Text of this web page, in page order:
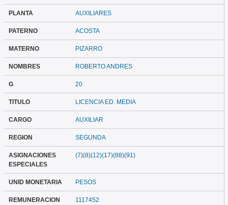
PLANTA AUXILIARES
PATERNO ACOSTA
MATERNO PIZARRO
NOMBRES ROBERTO ANDRES
G 20
TITULO LICENCIA ED. MEDIA
CARGO AUXILIAR
REGION SEGUNDA
ASIGNACIONES
ESPECIALES
(7)(8)(12)(17)(88)(91)
UNID MONETARIA PESOS
REMUNERACION
1117452